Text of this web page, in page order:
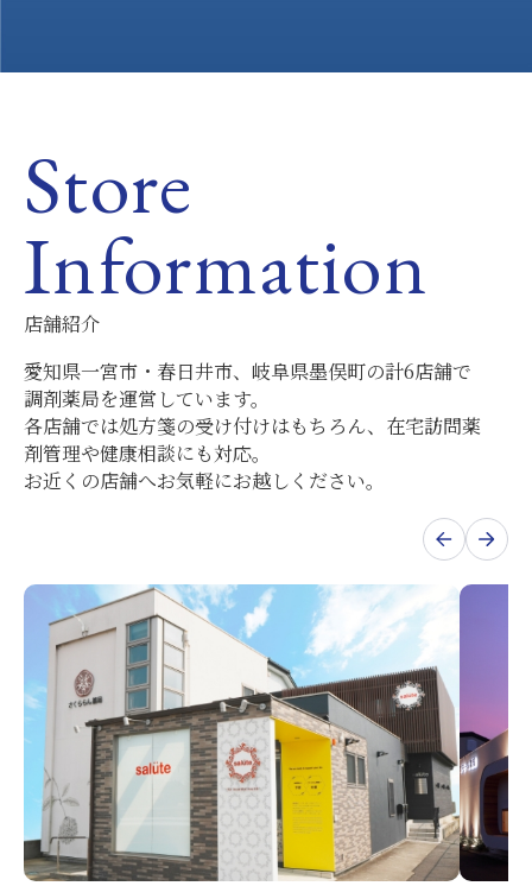
Store
Information
店舗紹介
愛知県一宮市・春日井市、岐阜県墨俣町の計6店舗で
調剤薬局を運営しています。
各店舗では処方箋の受け付けはもちろん、在宅訪問薬
剤管理や健康相談にも対応。
お近くの店舗へお気軽にお越しください。